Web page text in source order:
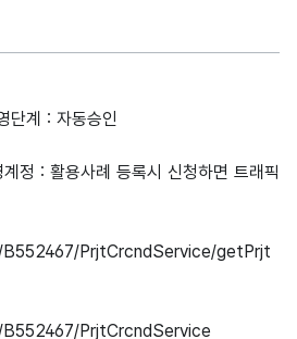
단계 : 자동승인
정 : 활용사례 등록시 신청하면 트래픽
PrjtCrcndService/getPrjt
PrjtCrcndService